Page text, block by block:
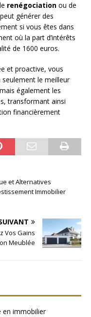
renégociation ou de
générer des
si vous êtes dans
où la part d’intérêts
de 1600 euros.
et proactive, vous
seulement le meilleur
également les
transformant ainsi
financièrement
et Alternatives
Immobilier
Vos Gains
Meublée
en immobilier